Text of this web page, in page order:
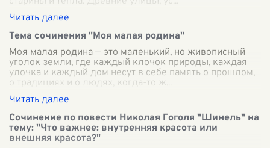
Тема сочинения "Моя малая родина"
Моя малая родина — это маленький, но живописный
уголок земли, где каждый клочок природы, каждая
улочка и каждый дом несут в себе память о прошлом,
о традициях и о людях, когда-то ж
Сочинение по повести Николая Гоголя "Шинель" на
тему: "Что важнее: внутренняя красота или
внешняя красота?"